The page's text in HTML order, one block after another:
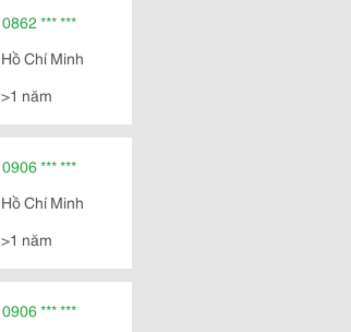
0862 *** ***
Hồ Chí Minh
>1 năm
0906 *** ***
Hồ Chí Minh
>1 năm
0906 *** ***